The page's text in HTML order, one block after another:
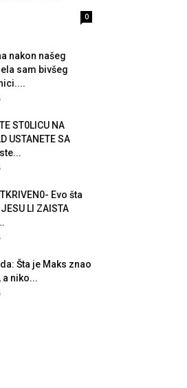
0
nakon našeg
sam bivšeg
ST0LlCU NA
USTANETE SA
Evo šta
Ll ZAlSTA
Šta je Maks znao
a niko...